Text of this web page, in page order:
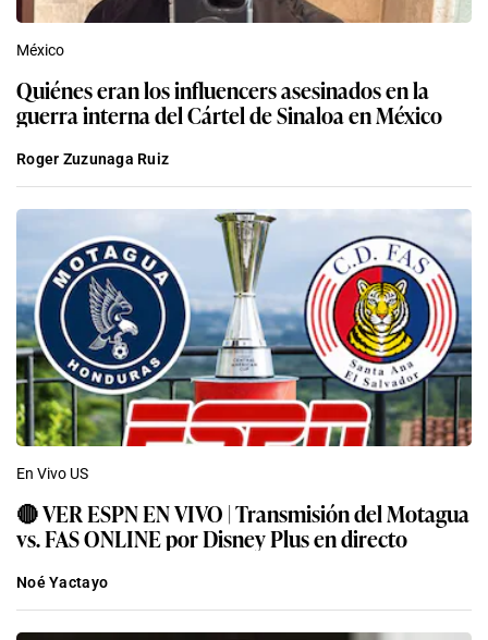
México
Quiénes eran los influencers asesinados en la
guerra interna del Cártel de Sinaloa en México
Roger Zuzunaga Ruiz
En Vivo US
🔴 VER ESPN EN VIVO | Transmisión del Motagua
vs. FAS ONLINE por Disney Plus en directo
Noé Yactayo